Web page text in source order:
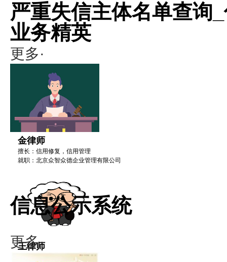
严重失信主体名单查询
业务精英
更多·
金律师
擅长：信用修复，信用管理
就职：北京众智众德企业管理有限公司
王律师
擅长：信用修复，信用管理
信息公示系统
更多·